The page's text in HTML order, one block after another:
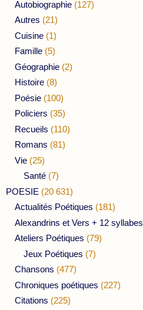
Autobiographie (127)
Autres (21)
Cuisine (1)
Famille (5)
Géographie (2)
Histoire (8)
Poésie (100)
Policiers (35)
Recueils (110)
Romans (81)
Vie (25)
Santé (7)
POESIE (20 631)
Actualités Poétiques (181)
Alexandrins et Vers + 12 syllabes
Ateliers Poétiques (79)
Jeux Poétiques (7)
Chansons (477)
Chroniques poétiques (227)
Citations (225)